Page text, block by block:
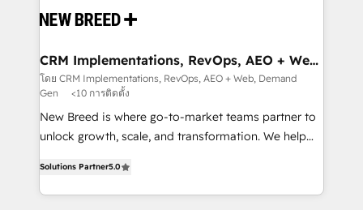
and system integrations powered by Globalia’s
trainers to drive platform adoption. 📈 Revenue
Generation - Full-funnel marketing and high-
performance advertising via Point Success Media. -
Expert deployment of Breeze AI and custom agents
to automate growth. 🏆 Elite Excellence - 8 platform
expertise. - A team of 250+ experts dedicated to
your resilient growth.
CRM Implementations, RevOps, AEO + Web,
Demand Gen
โดย CRM Implementations, RevOps, AEO + Web, Demand
Gen
<10 การติดตั้ง
New Breed is where go-to-market teams partner to
unlock growth, scale, and transformation. We help
customer platform and operationalize HubSpot’s
Loop Marketing framework through expert-led
Solutions Partner5.0